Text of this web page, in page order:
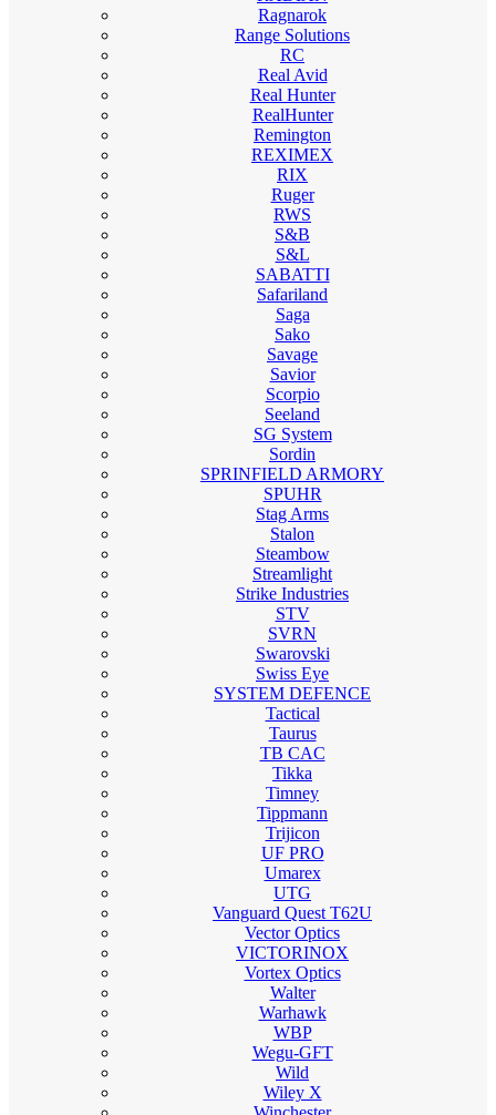
Ragnarok
Range Solutions
RC
Real Avid
Real Hunter
RealHunter
Remington
REXIMEX
RIX
Ruger
RWS
S&B
S&L
SABATTI
Safariland
Saga
Sako
Savage
Savior
Scorpio
Seeland
SG System
Sordin
SPRINFIELD ARMORY
SPUHR
Stag Arms
Stalon
Steambow
Streamlight
Strike Industries
STV
SVRN
Swarovski
Swiss Eye
SYSTEM DEFENCE
Tactical
Taurus
TB CAC
Tikka
Timney
Tippmann
Trijicon
UF PRO
Umarex
UTG
Vanguard Quest T62U
Vector Optics
VICTORINOX
Vortex Optics
Walter
Warhawk
WBP
Wegu-GFT
Wild
Wiley X